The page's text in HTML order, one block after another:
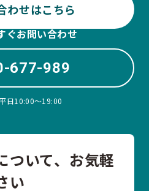
わせはこちら
ぐお問い合わせ
677-989
日10:00〜19:00
ついて、お気軽
い